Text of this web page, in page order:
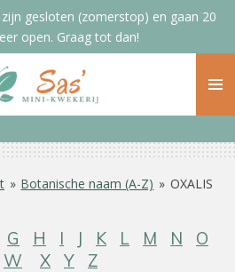
gesloten (zomerstop) en gaan 20
open. Graag tot dan!
» Botanische naam (A-Z) » OXALIS
G H I J K L M N
O
W X Y Z